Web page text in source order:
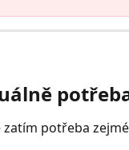
zatím potřeba